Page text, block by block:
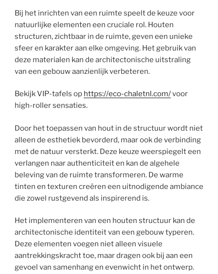
Bij het inrichten van een ruimte speelt de keuze voor
natuurlijke elementen een cruciale rol. Houten
structuren, zichtbaar in de ruimte, geven een unieke
sfeer en karakter aan elke omgeving. Het gebruik van
deze materialen kan de architectonische uitstraling
van een gebouw aanzienlijk verbeteren.
Bekijk VIP-tafels op https://eco-chaletnl.com/voor
high-roller sensaties.
Door het toepassen van hout in de structuur wordt niet
alleen de esthetiek bevorderd, maar ook de verbinding
met de natuur versterkt. Deze keuze weerspiegelt een
verlangen naar authenticiteit en kan de algehele
beleving van de ruimte transformeren. De warme
tinten en texturen creëren een uitnodigende ambiance
die zowel rustgevend als inspirerend is.
Het implementeren van een houten structuur kan de
architectonische identiteit van een gebouw typeren.
Deze elementen voegen niet alleen visuele
aantrekkingskracht toe, maar dragen ook bij aan een
gevoel van samenhang en evenwicht in het ontwerp.